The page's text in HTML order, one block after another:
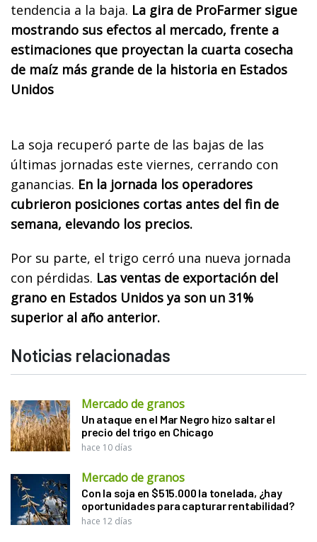
tendencia a la baja. La gira de ProFarmer sigue
mostrando sus efectos al mercado, frente a
estimaciones que proyectan la cuarta cosecha
de maíz más grande de la historia en Estados
Unidos
La soja recuperó parte de las bajas de las
últimas jornadas este viernes, cerrando con
ganancias. En la jornada los operadores
cubrieron posiciones cortas antes del fin de
semana, elevando los precios.
Por su parte, el trigo cerró una nueva jornada
con pérdidas. Las ventas de exportación del
grano en Estados Unidos ya son un 31%
superior al año anterior.
Noticias relacionadas
Mercado de granos
Un ataque en el Mar Negro hizo saltar el
precio del trigo en Chicago
hace 10 días
Mercado de granos
Con la soja en $515.000 la tonelada, ¿hay
oportunidades para capturar rentabilidad?
hace 12 días